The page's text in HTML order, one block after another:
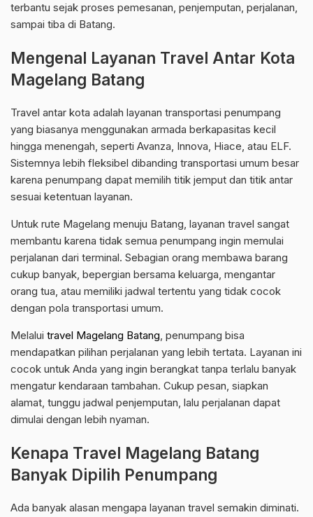
terbantu sejak proses pemesanan, penjemputan, perjalanan,
sampai tiba di Batang.
Mengenal Layanan Travel Antar Kota
Magelang Batang
Travel antar kota adalah layanan transportasi penumpang
yang biasanya menggunakan armada berkapasitas kecil
hingga menengah, seperti Avanza, Innova, Hiace, atau ELF.
Sistemnya lebih fleksibel dibanding transportasi umum besar
karena penumpang dapat memilih titik jemput dan titik antar
sesuai ketentuan layanan.
Untuk rute Magelang menuju Batang, layanan travel sangat
membantu karena tidak semua penumpang ingin memulai
perjalanan dari terminal. Sebagian orang membawa barang
cukup banyak, bepergian bersama keluarga, mengantar
orang tua, atau memiliki jadwal tertentu yang tidak cocok
dengan pola transportasi umum.
Melalui travel Magelang Batang, penumpang bisa
mendapatkan pilihan perjalanan yang lebih tertata. Layanan ini
cocok untuk Anda yang ingin berangkat tanpa terlalu banyak
mengatur kendaraan tambahan. Cukup pesan, siapkan
alamat, tunggu jadwal penjemputan, lalu perjalanan dapat
dimulai dengan lebih nyaman.
Kenapa Travel Magelang Batang
Banyak Dipilih Penumpang
Ada banyak alasan mengapa layanan travel semakin diminati.